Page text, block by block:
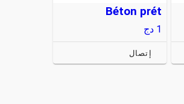
Béton prét
1 دج
إتصال